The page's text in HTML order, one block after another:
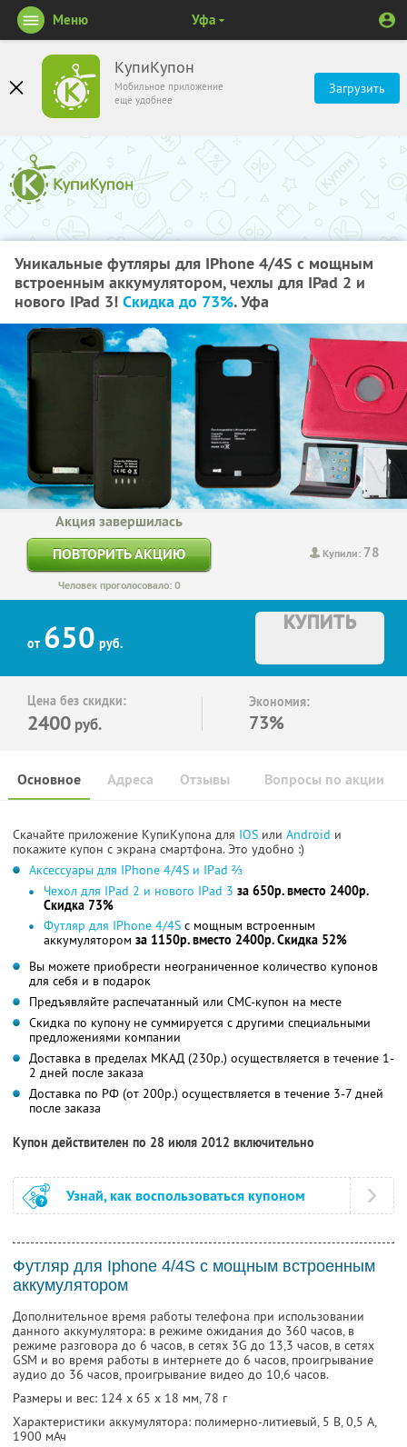
КупиКупон
Мобильное приложение
ещё удобнее
Загрузить
Меню Уфа
Уникальные футляры для IPhone 4/4S c мощным
встроенным аккумулятором, чехлы для IPad 2 и
нового IPad 3! Скидка до 73%. Уфа
Купили: 78
Акция завершилась
ПОВТОРИТЬ АКЦИЮ
Человек проголосовало: 0
от 650 руб.
КУПИТЬ
Цена без скидки:
2400 руб.
Экономия:
73%
Основное Отзывы Вопросы по акции
Адреса
Скачайте приложение КупиКупона для IOS или Android и
покажите купон с экрана смартфона. Это удобно :)
Аксессуары для IPhone 4/4S и IPad ⅔
Чехол для IPad 2 и нового IPad 3 за 650р. вместо 2400р.
Скидка 73%
Футляр для IPhone 4/4S c мощным встроенным
аккумулятором за 1150р. вместо 2400р. Скидка 52%
Вы можете приобрести неограниченное количество купонов
для себя и в подарок
Предъявляйте распечатанный или СМС-купон на месте
Скидка по купону не суммируется с другими специальными
предложениями компании
Доставка в пределах МКАД (230р.) осуществляется в течение 1-
2 дней после заказа
Доставка по РФ (от 200р.) осуществляется в течение 3-7 дней
после заказа
Купон действителен по 28 июля 2012 включительно
Узнай, как воспользоваться купоном
Футляр для Iphone 4/4S c мощным встроенным
аккумулятором
Дополнительное время работы телефона при использовании
данного аккумулятора: в режиме ожидания до 360 часов, в
режиме разговора до 6 часов, в сетях 3G до 13,3 часов, в сетях
GSM и во время работы в интернете до 6 часов, проигрывание
аудио до 36 часов, проигрывание видео до 10,6 часов.
Размеры и вес: 124 х 65 х 18 мм, 78 г
Характеристики аккумулятора: полимерно-литиевый, 5 В, 0,5 А,
1900 мАч